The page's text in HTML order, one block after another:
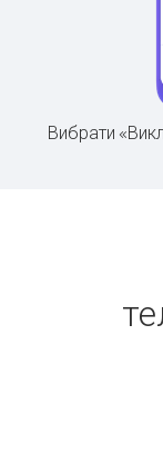
Вибрати